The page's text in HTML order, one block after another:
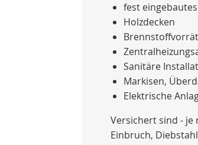
fest
Holzdecken
Sanitäre
Markisen,
Elektrische
Versichert sind - je
Einbruch,